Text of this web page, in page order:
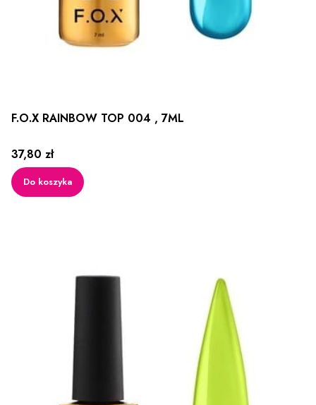
F.O.X RAINBOW TOP 004 , 7ML
Cena
37,80 zł
Do koszyka